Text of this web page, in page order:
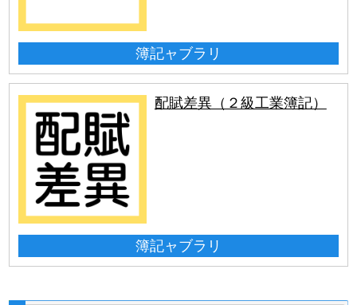
簿記ャブラリ
配賦差異（２級工業簿記）
簿記ャブラリ